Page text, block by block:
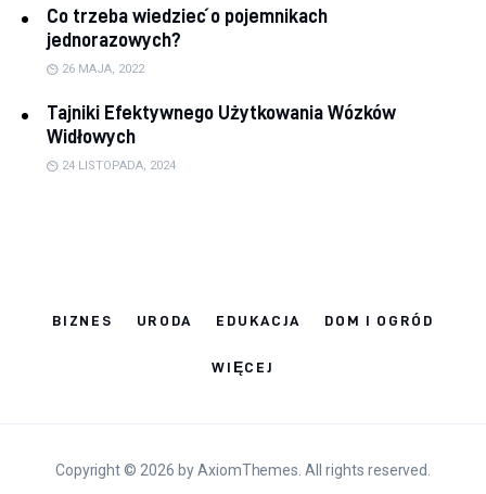
Co trzeba wiedzieć o pojemnikach
jednorazowych?
26 MAJA, 2022
Tajniki Efektywnego Użytkowania Wózków
Widłowych
24 LISTOPADA, 2024
BIZNES URODA EDUKACJA DOM I OGRÓD
WIĘCEJ
Copyright © 2026 by AxiomThemes. All rights reserved.